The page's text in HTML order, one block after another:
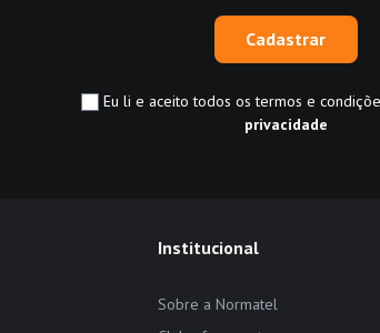
Cadastrar
Eu li e aceito todos os termos e
privacidade
Institucional
Sobre a Normatel